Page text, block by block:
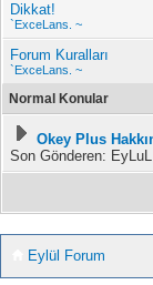
Dikkat!
`ExceLans. ~
Forum Kuralları
`ExceLans. ~
Normal Konular
Okey Plus
Son Gönderen:
Eylül Forum